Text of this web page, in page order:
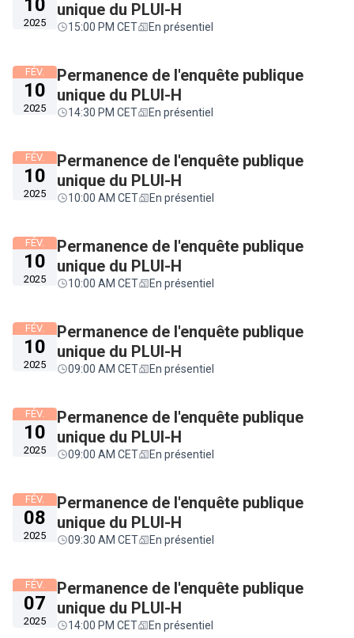
10
2025
unique du PLUI-H
15:00 PM CET En présentiel
FÉV.
10
2025
Permanence de l'enquête publique
unique du PLUI-H
14:30 PM CET En présentiel
FÉV.
10
2025
Permanence de l'enquête publique
unique du PLUI-H
10:00 AM CET En présentiel
FÉV.
10
2025
Permanence de l'enquête publique
unique du PLUI-H
10:00 AM CET En présentiel
FÉV.
10
2025
Permanence de l'enquête publique
unique du PLUI-H
09:00 AM CET En présentiel
FÉV.
10
2025
Permanence de l'enquête publique
unique du PLUI-H
09:00 AM CET En présentiel
FÉV.
08
2025
Permanence de l'enquête publique
unique du PLUI-H
09:30 AM CET En présentiel
FÉV.
07
2025
Permanence de l'enquête publique
unique du PLUI-H
14:00 PM CET En présentiel